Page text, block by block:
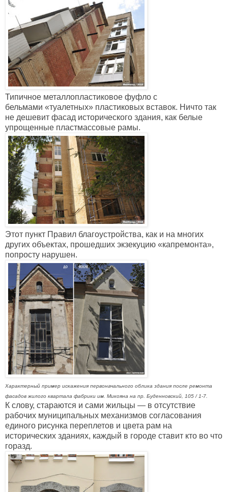
Типичное металлопластиковое фуфло с
бельмами «туалетных» пластиковых вставок. Ничто так
не дешевит фасад исторического здания, как белые
упрощенные пластмассовые рамы.
Этот пункт Правил благоустройства, как и на многих
других объектах, прошедших экзекуцию «капремонта»,
попросту нарушен.
Характерный пример искажения первоначального облика здания после ремонта
фасадов жилого квартала фабрики им. Микояна на пр. Буденновский, 105 / 1-7.
К слову, стараются и сами жильцы — в отсутствие
рабочих муниципальных механизмов согласования
единого рисунка переплетов и цвета рам на
исторических зданиях, каждый в городе ставит кто во что
горазд.